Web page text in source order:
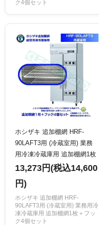
ク4個セット
ホシザキ 追加棚網 HRF-
90LAFT3用 (冷蔵室用) 業務
用冷凍冷蔵庫用 追加棚網1枚
＋フック4個セット
13,273円(税込14,600
円)
ホシザキ 追加棚網 HRF-
90LAFT3用 (冷蔵室用) 業務用冷
凍冷蔵庫用 追加棚網1枚＋フッ
ク4個セット